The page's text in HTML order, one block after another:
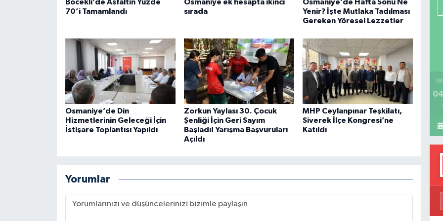
Böcekli’de Asfaltın Yüzde
70’i Tamamlandı
Osmaniye ek hesapta ikinci
sırada
Osmaniye’de Hafta Sonu Ne
Yenir? İşte Mutlaka Tadılması
Gereken Yöresel Lezzetler
Osmaniye’de Din
Hizmetlerinin Geleceği İçin
İstişare Toplantısı Yapıldı
Zorkun Yaylası 30. Çocuk
Şenliği İçin Geri Sayım
Başladı! Yarışma Başvuruları
Açıldı
MHP Ceylanpınar Teşkilatı,
Siverek İlçe Kongresi’ne
Katıldı
Yorumlar